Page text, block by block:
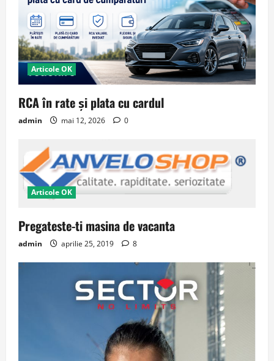
Articole OK
RCA în rate și plata cu cardul
admin mai 12, 2026 0
Articole OK
Pregateste-ti masina de vacanta
admin aprilie 25, 2019 8